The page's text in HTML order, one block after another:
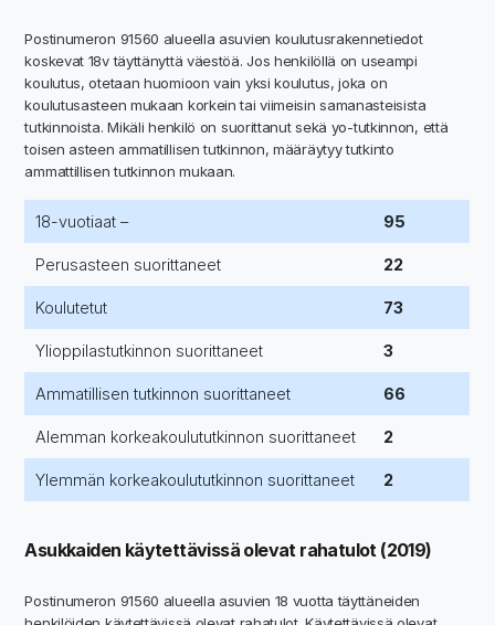
Postinumeron 91560 alueella asuvien koulutusrakennetiedot
koskevat 18v täyttänyttä väestöä. Jos henkilöllä on useampi
koulutus, otetaan huomioon vain yksi koulutus, joka on
koulutusasteen mukaan korkein tai viimeisin samanasteisista
tutkinnoista. Mikäli henkilö on suorittanut sekä yo-tutkinnon, että
toisen asteen ammatillisen tutkinnon, määräytyy tutkinto
ammattillisen tutkinnon mukaan.
18-vuotiaat – 95
Perusasteen suorittaneet 22
Koulutetut 73
Ylioppilastutkinnon suorittaneet 3
Ammatillisen tutkinnon suorittaneet 66
Alemman korkeakoulututkinnon suorittaneet 2
Ylemmän korkeakoulututkinnon suorittaneet 2
Asukkaiden käytettävissä olevat rahatulot (2019)
Postinumeron 91560 alueella asuvien 18 vuotta täyttäneiden